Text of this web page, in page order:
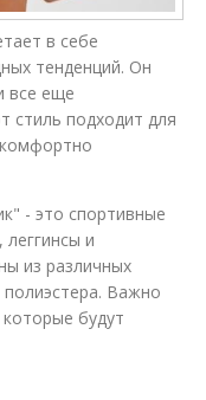
в себе
тенденций. Он
все еще
стиль подходит для
- это спортивные
и
из различных
Важно
будут